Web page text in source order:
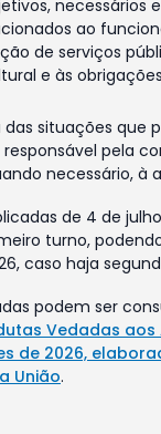
necessários
ao
de serviços
e às
das situações que
pela
necessário, à
de 4 de
turno,
caso haja
podem ser
Vedadas aos
de 2026,
União.